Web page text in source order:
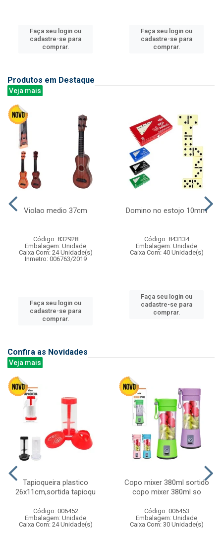
Faça seu login ou
cadastre-se para
comprar.
Faça seu login ou
cadastre-se para
comprar.
Produtos em Destaque
Veja mais
Violao medio 37cm
Código: 832928
Embalagem: Unidade
Caixa Com: 24 Unidade(s)
Inmetro: 006763/2019
Faça seu login ou
cadastre-se para
comprar.
Domino no estojo 10mm
Código: 843134
Embalagem: Unidade
Caixa Com: 40 Unidade(s)
Faça seu login ou
cadastre-se para
comprar.
Confira as Novidades
Veja mais
Tapioqueira plastico
26x11cm,sortida tapioqu
Código: 006452
Embalagem: Unidade
Caixa Com: 24 Unidade(s)
Copo mixer 380ml sortido
copo mixer 380ml so
Código: 006453
Embalagem: Unidade
Caixa Com: 30 Unidade(s)